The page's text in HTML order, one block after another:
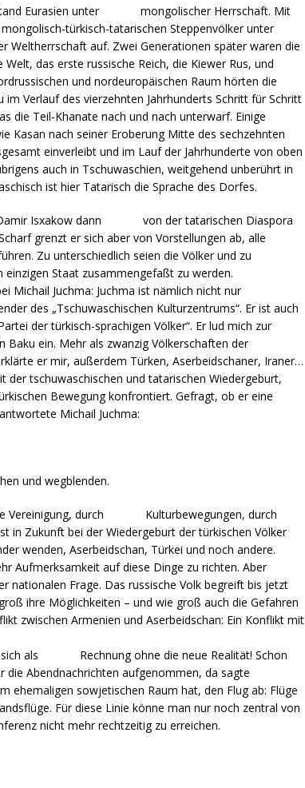
Eurasien unter mongolischer Herrschaft. Mit
türkisch-tatarischen Steppenvölker unter
Weltherrschaft auf. Zwei Generationen später waren die
das erste russische Reich, die Kiewer Rus, und
und nordeuropäischen Raum hörten die
Verlauf des vierzehnten Jahrhunderts Schritt für Schritt
die Teil-Khanate nach und nach unterwarf. Einige
Kasan nach seiner Eroberung Mitte des sechzehnten
einverleibt und im Lauf der Jahrhunderte von oben
auch in Tschuwaschien, weitgehend unberührt in
ist hier Tatarisch die Sprache des Dorfes.
Damir Isxakow dann von der tatarischen Diaspora
grenzt er sich aber von Vorstellungen ab, alle
Zu unterschiedlich seien die Völker und zu
Staat zusammengefaßt zu werden.
Michail Juchma: Juchma ist nämlich nicht nur
des „Tschuwaschischen Kulturzentrums“. Er ist auch
der türkisch-sprachigen Völker“. Er lud mich zur
ein. Mehr als zwanzig Völkerschaften der
er mir, außerdem Türken, Aserbeidschaner, Iraner…
der tschuwaschischen und tatarischen Wiedergeburt,
Bewegung konfrontiert. Gefragt, ob er eine
Michail Juchma:
und wegblenden.
Vereinigung, durch Kulturbewegungen, durch
in Zukunft bei der Wiedergeburt der türkischen Völker
wenden, Aserbeidschan, Türkei und noch andere.
Aufmerksamkeit auf diese Dinge zu richten. Aber
nationalen Frage. Das russische Volk begreift bis jetzt
ihre Möglichkeiten – und wie groß auch die Gefahren
zwischen Armenien und Aserbeidschan: Ein Konflikt mit
sich als Rechnung ohne die neue Realität! Schon
die Abendnachrichten aufgenommen, da sagte
ehemaligen sowjetischen Raum hat, den Flug ab: Flüge
Für diese Linie könne man nur noch zentral von
nicht mehr rechtzeitig zu erreichen.